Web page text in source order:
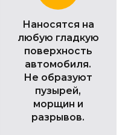
Наносятся на
любую гладкую
поверхность
автомобиля.
Не образуют
пузырей,
морщин и
разрывов.